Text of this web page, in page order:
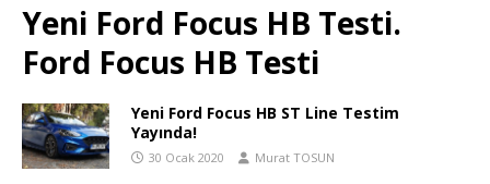
Yeni Ford Focus HB Testi.
Ford Focus HB Testi
Yeni Ford Focus HB ST Line Testim
Yayında!
30 Ocak 2020 Murat TOSUN